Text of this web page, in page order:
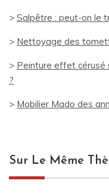
> Salpêtre : peut-on le
> Nettoyage des
> Peinture effet cérusé
?
> Mobilier Mado des
Sur Le Même